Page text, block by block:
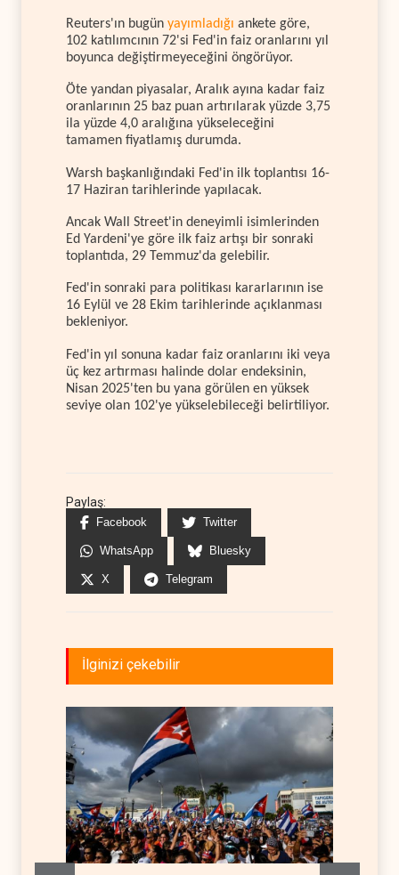
Reuters'ın bugün yayımladığı ankete göre,
102 katılımcının 72'si Fed'in faiz oranlarını yıl
boyunca değiştirmeyeceğini öngörüyor.
Öte yandan piyasalar, Aralık ayına kadar faiz
oranlarının 25 baz puan artırılarak yüzde 3,75
ila yüzde 4,0 aralığına yükseleceğini
tamamen fiyatlamış durumda.
Warsh başkanlığındaki Fed'in ilk toplantısı 16-
17 Haziran tarihlerinde yapılacak.
Ancak Wall Street'in deneyimli isimlerinden
Ed Yardeni'ye göre ilk faiz artışı bir sonraki
toplantıda, 29 Temmuz'da gelebilir.
Fed'in sonraki para politikası kararlarının ise
16 Eylül ve 28 Ekim tarihlerinde açıklanması
bekleniyor.
Fed'in yıl sonuna kadar faiz oranlarını iki veya
üç kez artırması halinde dolar endeksinin,
Nisan 2025'ten bu yana görülen en yüksek
seviye olan 102'ye yükselebileceği belirtiliyor.
Paylaş:
Facebook Twitter
WhatsApp Bluesky
X Telegram
İlginizi çekebilir